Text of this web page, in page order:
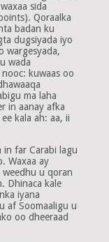
sida
Qoraalka
badan ku
dugsiyada iyo
wargesyada,
wada
kuwaas oo
ma laha
in aanay afka
kala ah: aa, ii
in far Carabi lagu
Waxaa ay
u qoran
Dhinaca kale
iyana
af Soomaaligu u
oo dheeraad